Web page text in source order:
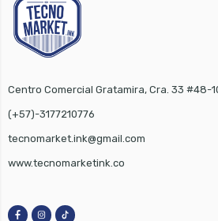
Centro Comercial Gratamira, Cra. 33 #48-
(+57)-3177210776
tecnomarket.ink@gmail.com
www.tecnomarketink.co